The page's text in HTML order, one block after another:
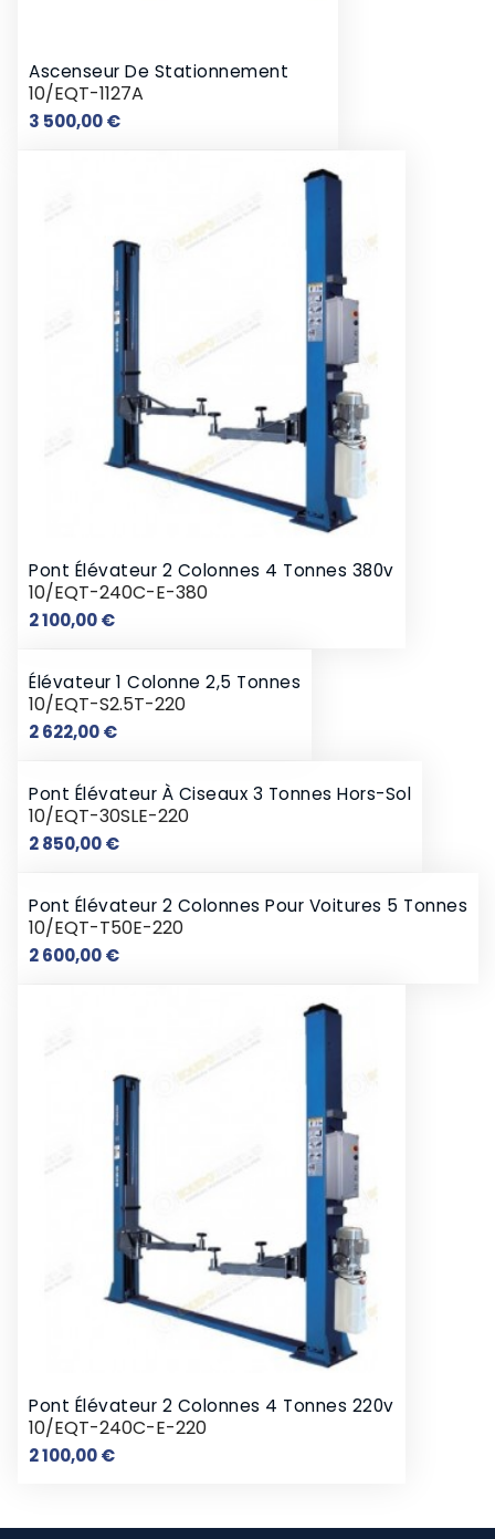
Ascenseur De Stationnement
10/EQT-1127A
3 500,00 €Prix
Pont Élévateur 2 Colonnes 4 Tonnes 380v
10/EQT-240C-E-380
2 100,00 €Prix
Élévateur 1 Colonne 2,5 Tonnes
10/EQT-S2.5T-220
2 622,00 €Prix
Pont Élévateur À Ciseaux 3 Tonnes Hors-Sol
10/EQT-30SLE-220
2 850,00 €Prix
Pont Élévateur 2 Colonnes Pour Voitures 5 Tonnes
10/EQT-T50E-220
2 600,00 €Prix
Pont Élévateur 2 Colonnes 4 Tonnes 220v
10/EQT-240C-E-220
2 100,00 €Prix